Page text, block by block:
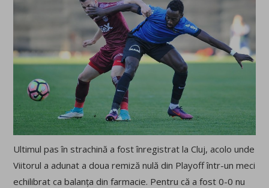
Ultimul pas în strachină a fost înregistrat la Cluj, acolo unde
Viitorul a adunat a doua remiză nulă din Playoff într-un meci
echilibrat ca balanța din farmacie. Pentru că a fost 0-0 nu